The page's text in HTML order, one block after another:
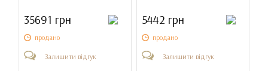
35691 грн
продано
Залишити відгук
5442 грн
продано
Залишити відгук